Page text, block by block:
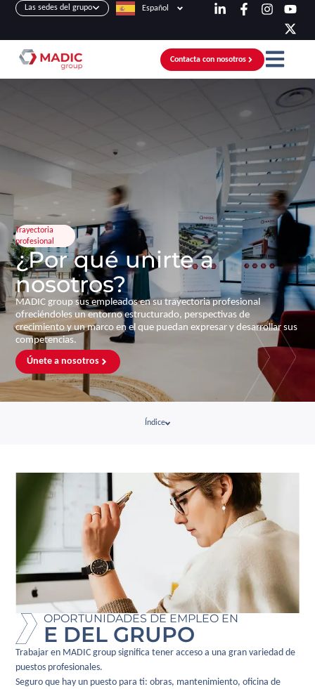
Las sedes del grupo Español
Contacta con nosotros
Trayectoria
profesional
¿Por qué unirte a
nosotros?
MADIC group sus empleados en su trayectoria profesional
ofreciéndoles un entorno estructurado, perspectivas de
crecimiento y un marco en el que puedan expresar y desarrollar sus
competencias.
Únete a nosotros
Índice
OPORTUNIDADES DE EMPLEO EN
E DEL GRUPO
Trabajar en MADIC group significa tener acceso a una gran variedad de
puestos profesionales.
Seguro que hay un puesto para ti: obras, mantenimiento, oficina de